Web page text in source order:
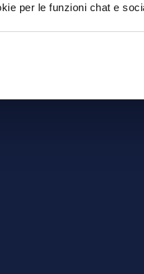
per le funzioni chat e
sulla tua ricerca e